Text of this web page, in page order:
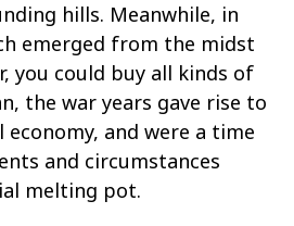
hills. Meanwhile, in
emerged from the midst
you could buy all kinds of
the war years gave rise to
and were a time
and circumstances
melting pot.